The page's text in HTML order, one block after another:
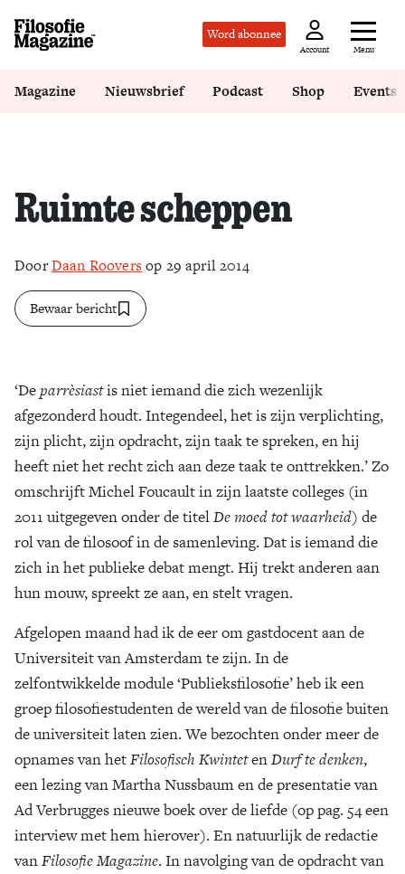
Word abonnee
Account Menu
Zoek
Magazine Nieuwsbrief Podcast Shop Events
Ruimte scheppen
DoorDaan Roovers op 29 april 2014
Bewaar bericht
‘Deparrèsiastis niet iemand die zich wezenlijk
afgezonderd houdt. Integendeel, het is zijn verplichting,
zijn plicht, zijn opdracht, zijn taak te spreken, en hij
heeft niet het recht zich aan deze taak te onttrekken.’ Zo
omschrijft Michel Foucault in zijn laatste colleges (in
2011 uitgegeven onder de titelDe moed tot waarheid) de
rol van de filosoof in de samenleving. Dat is iemand die
zich in het publieke debat mengt. Hij trekt anderen aan
hun mouw, spreekt ze aan, en stelt vragen.
Afgelopen maand had ik de eer om gastdocent aan de
Universiteit van Amsterdam te zijn. In de
zelfontwikkelde module ‘Publieksfilosofie’ heb ik een
groep filosofiestudenten de wereld van de filosofie buiten
de universiteit laten zien. We bezochten onder meer de
opnames van hetFilosofisch KwintetenDurf te denken,
een lezing van Martha Nussbaum en de presentatie van
Ad Verbrugges nieuwe boek over de liefde (op pag. 54 een
interview met hem hierover). En natuurlijk de redactie
vanFilosofie Magazine. In navolging van de opdracht van